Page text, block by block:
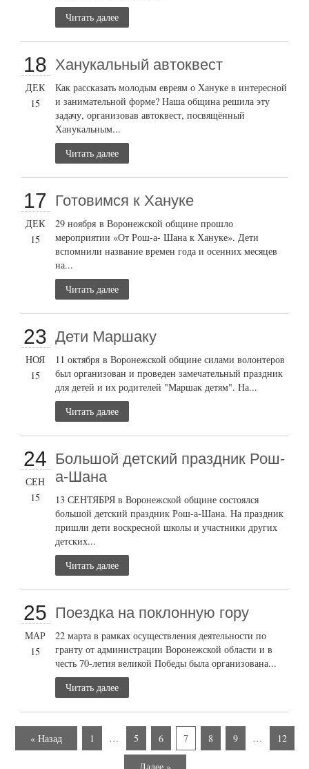
Читать далее
18
ДЕК
15
Ханукальный автоквест
Как рассказать молодым евреям о Хануке в интересной
и занимательной форме? Наша община решила эту
задачу, организовав автоквест, посвящённый
Ханукальным...
Читать далее
17
ДЕК
15
Готовимся к Хануке
29 ноября в Воронежской общине прошло
мероприятии «От Рош-а- Шана к Хануке». Дети
вспомнили название времен года и осенних месяцев
на...
Читать далее
23
НОЯ
15
Дети Маршаку
11 октября в Воронежской общине силами волонтеров
был организован и проведен замечательный праздник
для детей и их родителей "Маршак детям". На...
Читать далее
24
СЕН
15
Большой детский праздник Рош-
а-Шана
13 СЕНТЯБРЯ в Воронежской общине состоялся
большой детский праздник Рош-а-Шана. На праздник
пришли дети воскресной школы и участники других
детских...
Читать далее
25
МАР
15
Поездка на поклонную гору
22 марта в рамках осуществления деятельности по
гранту от администрации Воронежской области и в
честь 70-летия великой Победы была организована...
Читать далее
« Назад 1 … 5 6 7 8 9 … 12